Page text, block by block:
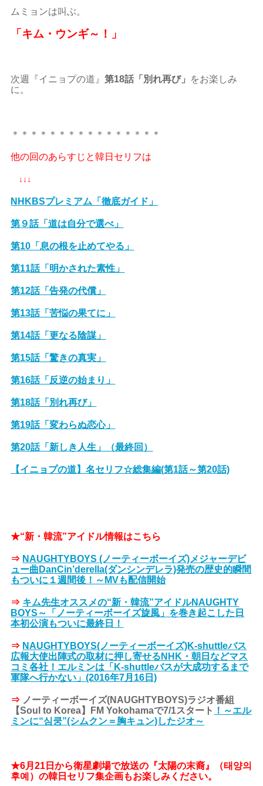
ムミョンは叫ぶ。
「キム・ウンギ～！」
次週『イニョプの道』第18話「別れ再び」 をお楽しみ
に。
＊＊＊＊＊＊＊＊＊＊＊＊＊＊＊＊
他の回のあらすじと韓日セリフは
↓↓↓
NHKBSプレミアム「徹底ガイド」
第９話「道は自分で選べ」
第10「息の根を止めてやる」
第11話「明かされた素性」
第12話「告発の代償」
第13話「苦悩の果てに」
第14話「更なる陰謀」
第15話「驚きの真実」
第16話「反逆の始まり」
第18話「別れ再び」
第19話「変わらぬ恋心」
第20話「新しき人生」（最終回）
【イニョプの道】名セリフ☆総集編(第1話～第20話)
★“新・韓流”アイドル情報はこちら
⇒ NAUGHTYBOYS (ノーティーボーイズ)メジャーデビ
ュー曲DanCin’derella(ダンシンデレラ)発売の歴史的瞬間
もついに１週間後！～MVも配信開始
⇒ キム先生オススメの“新・韓流”アイドルNAUGHTY
BOYS～「ノーティーボーイズ旋風」を巻き起こした日
本初公演もついに最終日！
⇒ NAUGHTYBOYS(ノーティーボーイズ)K-shuttleバス
広報大使出陣式の取材に押し寄せるNHK・朝日などマス
コミ各社！エルミンは「K-shuttleバスが大成功するまで
軍隊へ行かない」(2016年7月16日)
⇒ ノーティーボーイズ(NAUGHTYBOYS)ラジオ番組
【Soul to Korea】FM Yokohamaで7/1スタート ！～エル
ミンに“심쿵”(シムクン＝胸キュン)したジオ～
★6月21日から衛星劇場で放送の『太陽の末裔』（태양의
후예）の韓日セリフ集企画もお楽しみください。